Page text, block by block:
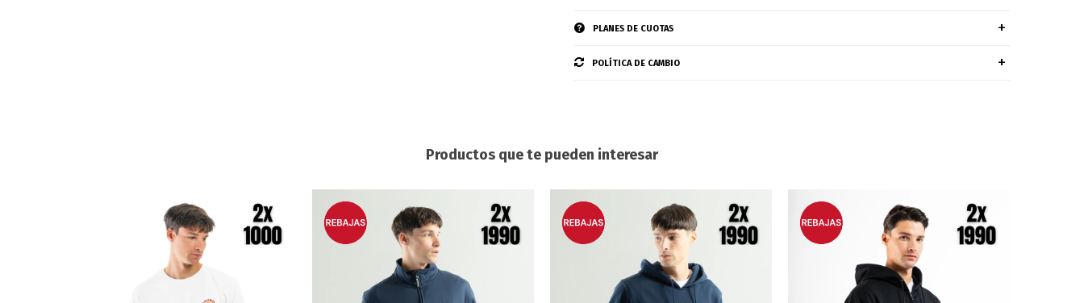
PLANES DE CUOTAS
POLÍTICA DE CAMBIO
Productos que te pueden interesar